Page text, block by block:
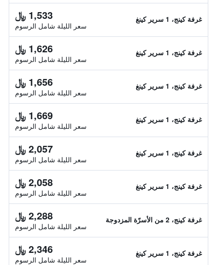
غرفة كينج، 1 سرير كينغ 1,533 ﷼
سعر الليلة شامل الرسوم
غرفة كينج، 1 سرير كينغ 1,626 ﷼
سعر الليلة شامل الرسوم
غرفة كينج، 1 سرير كينغ 1,656 ﷼
سعر الليلة شامل الرسوم
غرفة كينج، 1 سرير كينغ 1,669 ﷼
سعر الليلة شامل الرسوم
غرفة كينج، 1 سرير كينغ 2,057 ﷼
سعر الليلة شامل الرسوم
غرفة كينج، 1 سرير كينغ 2,058 ﷼
سعر الليلة شامل الرسوم
غرفة كينج، 2 من الأسرّة المزدوجة 2,288 ﷼
سعر الليلة شامل الرسوم
غرفة كينج، 1 سرير كينغ 2,346 ﷼
سعر الليلة شامل الرسوم